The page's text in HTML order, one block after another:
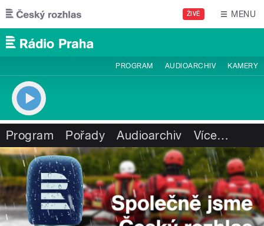
Přejít k hlavnímu obsahu
ŽIVĚ MENU
PROGRAM AUDIOARCHIV KAMERY
Program Pořady Audioarchiv Více…